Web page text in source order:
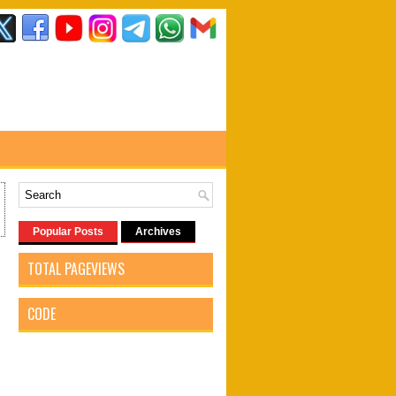
Popular Posts Archives
TOTAL PAGEVIEWS
CODE